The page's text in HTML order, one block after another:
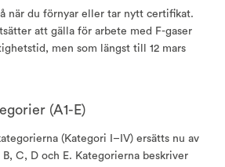
när du förnyar eller tar nytt certifikat.
att gälla för arbete med F-gaser
men som längst till 12 mars
(A1-E)
(Kategori I–IV) ersätts nu av
C, D och E. Kategorierna beskriver